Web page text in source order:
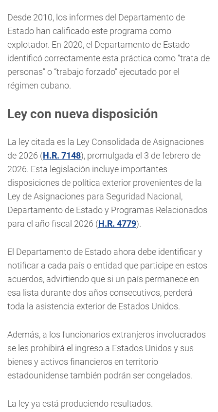
Desde 2010, los informes del Departamento de
Estado han calificado este programa como
explotador. En 2020, el Departamento de Estado
identificó correctamente esta práctica como “trata de
personas” o “trabajo forzado” ejecutado por el
régimen cubano.
Ley con nueva disposición
La ley citada es la Ley Consolidada de Asignaciones
de 2026 (H.R. 7148), promulgada el 3 de febrero de
2026. Esta legislación incluye importantes
disposiciones de política exterior provenientes de la
Ley de Asignaciones para Seguridad Nacional,
Departamento de Estado y Programas Relacionados
para el año fiscal 2026 (H.R. 4779).
El Departamento de Estado ahora debe identificar y
notificar a cada país o entidad que participe en estos
acuerdos, advirtiendo que si un país permanece en
esa lista durante dos años consecutivos, perderá
toda la asistencia exterior de Estados Unidos.
Además, a los funcionarios extranjeros involucrados
se les prohibirá el ingreso a Estados Unidos y sus
bienes y activos financieros en territorio
estadounidense también podrán ser congelados.
La ley ya está produciendo resultados.